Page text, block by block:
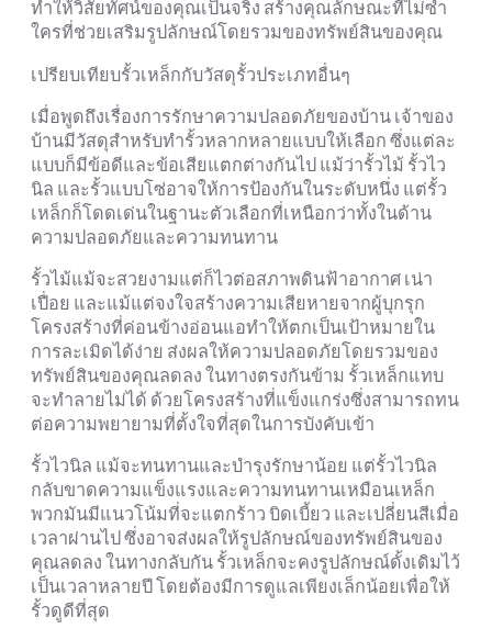
ทำให้วิสัยทัศน์ของคุณเป็นจริง สร้างคุณลักษณะที่ไม่ซ้ำ
ใครที่ช่วยเสริมรูปลักษณ์โดยรวมของทรัพย์สินของคุณ
เปรียบเทียบรั้วเหล็กกับวัสดุรั้วประเภทอื่นๆ
เมื่อพูดถึงเรื่องการรักษาความปลอดภัยของบ้าน เจ้าของ
บ้านมีวัสดุสำหรับทำรั้วหลากหลายแบบให้เลือก ซึ่งแต่ละ
แบบก็มีข้อดีและข้อเสียแตกต่างกันไป แม้ว่ารั้วไม้ รั้วไว
นิล และรั้วแบบโซ่อาจให้การป้องกันในระดับหนึ่ง แต่รั้ว
เหล็กก็โดดเด่นในฐานะตัวเลือกที่เหนือกว่าทั้งในด้าน
ความปลอดภัยและความทนทาน
รั้วไม้แม้จะสวยงามแต่ก็ไวต่อสภาพดินฟ้าอากาศ เน่า
เปื่อย และแม้แต่จงใจสร้างความเสียหายจากผู้บุกรุก
โครงสร้างที่ค่อนข้างอ่อนแอทำให้ตกเป็นเป้าหมายใน
การละเมิดได้ง่าย ส่งผลให้ความปลอดภัยโดยรวมของ
ทรัพย์สินของคุณลดลง ในทางตรงกันข้าม รั้วเหล็กแทบ
จะทำลายไม่ได้ ด้วยโครงสร้างที่แข็งแกร่งซึ่งสามารถทน
ต่อความพยายามที่ตั้งใจที่สุดในการบังคับเข้า
รั้วไวนิล แม้จะทนทานและบำรุงรักษาน้อย แต่รั้วไวนิล
กลับขาดความแข็งแรงและความทนทานเหมือนเหล็ก
พวกมันมีแนวโน้มที่จะแตกร้าว บิดเบี้ยว และเปลี่ยนสีเมื่อ
เวลาผ่านไป ซึ่งอาจส่งผลให้รูปลักษณ์ของทรัพย์สินของ
คุณลดลง ในทางกลับกัน รั้วเหล็กจะคงรูปลักษณ์ดั้งเดิมไว้
เป็นเวลาหลายปี โดยต้องมีการดูแลเพียงเล็กน้อยเพื่อให้
รั้วดูดีที่สุด